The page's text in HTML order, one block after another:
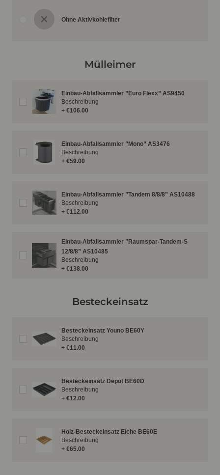
Ohne Aktivkohlefilter
Mülleimer
Einbau-Abfallsammler ”Euro Flexx” AS9450
+ €106.00
Beschreibung
Einbau-Abfallsammler ”Mono” AS3476
+ €59.00
Beschreibung
Einbau-Abfallsammler ”Tandem 8/8/8” AS10488
+ €112.00
Beschreibung
Einbau-Abfallsammler ”Raumspar-Tandem-S
12/8/8” AS10485
+ €138.00
Beschreibung
Besteckeinsatz
Besteckeinsatz Youno BE60Y
+ €11.00
Beschreibung
Besteckeinsatz Depot BE60D
+ €12.00
Beschreibung
Holz-Besteckeinsatz Eiche BE60E
+ €65.00
Beschreibung